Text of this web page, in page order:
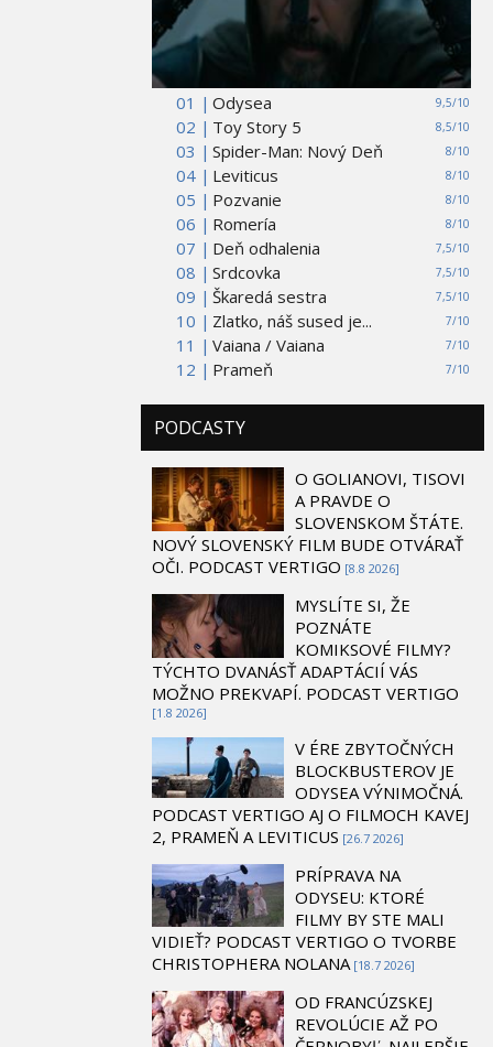
01 | 9,5/10
Odysea
02 |
8,5/10
Toy Story 5
03 |
8/10
Spider-Man: Nový Deň
04 |
8/10
Leviticus
05 |
8/10
Pozvanie
06 |
8/10
Romería
07 |
7,5/10
Deň odhalenia
08 |
7,5/10
Srdcovka
09 |
7,5/10
Škaredá sestra
10 |
7/10
Zlatko, náš sused je...
11 |
7/10
Vaiana / Vaiana
12 |
7/10
Prameň
PODCASTY
O GOLIANOVI, TISOVI
A PRAVDE O
SLOVENSKOM ŠTÁTE.
NOVÝ SLOVENSKÝ FILM BUDE OTVÁRAŤ
OČI. PODCAST VERTIGO [8.8 2026]
MYSLÍTE SI, ŽE
POZNÁTE
KOMIKSOVÉ FILMY?
TÝCHTO DVANÁSŤ ADAPTÁCIÍ VÁS
MOŽNO PREKVAPÍ. PODCAST VERTIGO
[1.8 2026]
V ÉRE ZBYTOČNÝCH
BLOCKBUSTEROV JE
ODYSEA VÝNIMOČNÁ.
PODCAST VERTIGO AJ O FILMOCH KAVEJ
2, PRAMEŇ A LEVITICUS [26.7 2026]
PRÍPRAVA NA
ODYSEU: KTORÉ
FILMY BY STE MALI
VIDIEŤ? PODCAST VERTIGO O TVORBE
CHRISTOPHERA NOLANA [18.7 2026]
OD FRANCÚZSKEJ
REVOLÚCIE AŽ PO